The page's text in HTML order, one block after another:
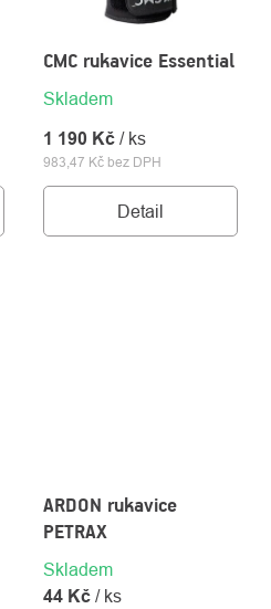
CMC rukavice Essential
Skladem
983,47 Kč bez DPH
1 190 Kč / ks
Detail
ARDON rukavice
PETRAX
Skladem
44 Kč / ks